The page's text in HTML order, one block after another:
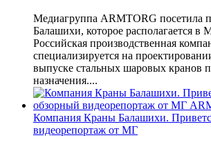
Медиагруппа ARMTORG посетила
Балашихи, которое располагается в
Российская производственная
специализируется на
выпуске стальных шаровых кранов
назначения....
Компания Краны Балашихи.
видеорепортаж от МГ